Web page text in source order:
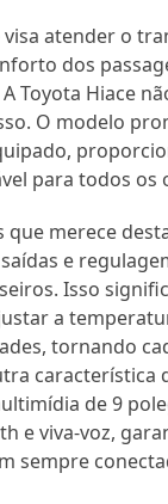
visa atender o
dos
Toyota Hiace
O modelo
para todos os
que merece
e
Isso
a
tornando
característica
de 9
e viva-voz,
sempre